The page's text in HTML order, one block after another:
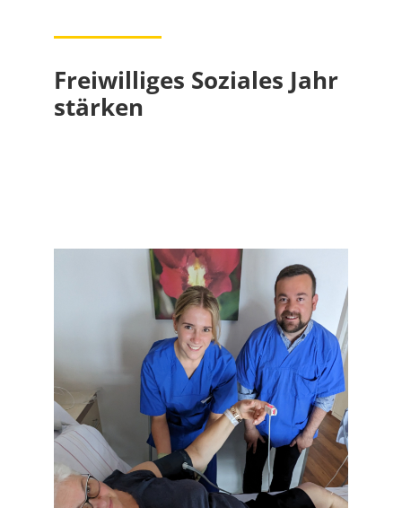
Freiwilliges Soziales Jahr
stärken